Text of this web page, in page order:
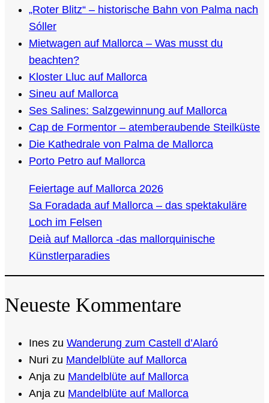
„Roter Blitz“ – historische Bahn von Palma nach
Sóller
Mietwagen auf Mallorca – Was musst du
beachten?
Kloster Lluc auf Mallorca
Sineu auf Mallorca
Ses Salines: Salzgewinnung auf Mallorca
Cap de Formentor – atemberaubende Steilküste
Die Kathedrale von Palma de Mallorca
Porto Petro auf Mallorca
Feiertage auf Mallorca 2026
Sa Foradada auf Mallorca – das spektakuläre
Loch im Felsen
Deià auf Mallorca -das mallorquinische
Künstlerparadies
Neueste Kommentare
Ines zu Wanderung zum Castell d’Alaró
Nuri zu Mandelblüte auf Mallorca
Anja zu Mandelblüte auf Mallorca
Anja zu Mandelblüte auf Mallorca